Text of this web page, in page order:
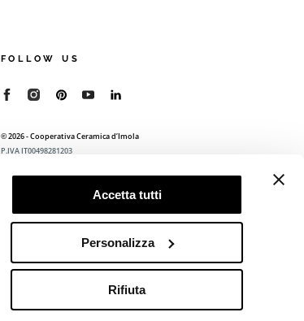
Accetta tutti
Personalizza
Rifiuta
FOLLOW US
© 2026 - Cooperativa Ceramica d’Imola
P.IVA IT00498281203
R.E.A. BO 5545
Cookie policy—Preferenze